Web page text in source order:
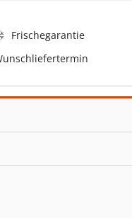
Frischegarantie